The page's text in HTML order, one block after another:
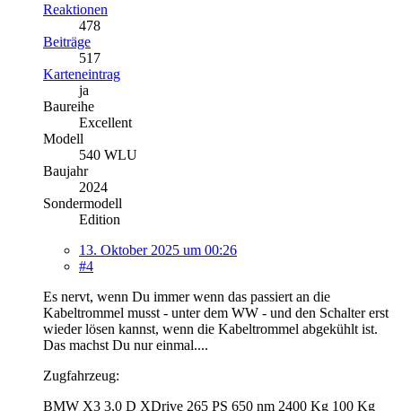
Reaktionen
478
Beiträge
517
Karteneintrag
ja
Baureihe
Excellent
Modell
540 WLU
Baujahr
2024
Sondermodell
Edition
13. Oktober 2025 um 00:26
#4
Es nervt, wenn Du immer wenn das passiert an die
Kabeltrommel musst - unter dem WW - und den Schalter erst
wieder lösen kannst, wenn die Kabeltrommel abgekühlt ist.
Das machst Du nur einmal....
Zugfahrzeug:
BMW X3 3,0 D XDrive 265 PS 650 nm 2400 Kg 100 Kg